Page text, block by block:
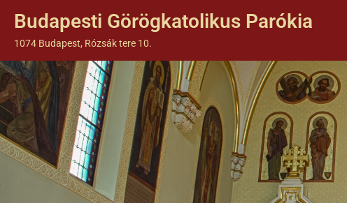
Budapesti Görögkatolikus Parókia
1074 Budapest, Rózsák tere 10.